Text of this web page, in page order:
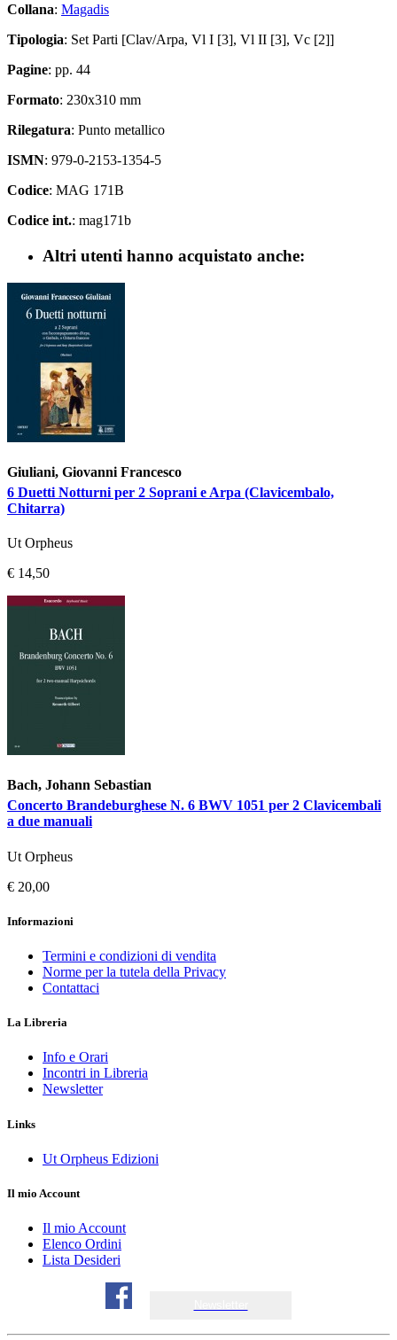
Collana: Magadis
Tipologia: Set Parti [Clav/Arpa, Vl I [3], Vl II [3], Vc [2]]
Pagine: pp. 44
Formato: 230x310 mm
Rilegatura: Punto metallico
ISMN: 979-0-2153-1354-5
Codice: MAG 171B
Codice int.: mag171b
Altri utenti hanno acquistato anche:
Giuliani, Giovanni Francesco
6 Duetti Notturni per 2 Soprani e Arpa (Clavicembalo,
Chitarra)
Ut Orpheus
€ 14,50
Bach, Johann Sebastian
Concerto Brandeburghese N. 6 BWV 1051 per 2 Clavicembali
a due manuali
Ut Orpheus
€ 20,00
Informazioni
Termini e condizioni di vendita
Norme per la tutela della Privacy
Contattaci
La Libreria
Info e Orari
Incontri in Libreria
Newsletter
Links
Ut Orpheus Edizioni
Il mio Account
Il mio Account
Elenco Ordini
Lista Desideri